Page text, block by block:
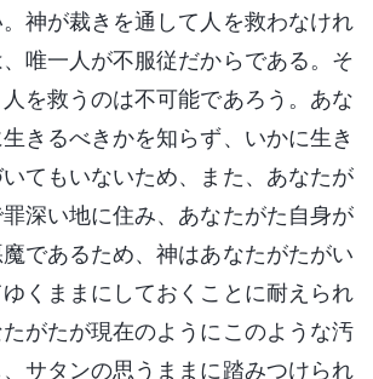
神が裁きを通して人を救わなけれ
唯一人が不服従だからである。そ
を救うのは不可能であろう。あな
きるべきかを知らず、いかに生き
てもいないため、また、あなたが
深い地に住み、あなたがた自身が
であるため、神はあなたがたがい
くままにしておくことに耐えられ
がたが現在のようにこのような汚
サタンの思うままに踏みつけられ